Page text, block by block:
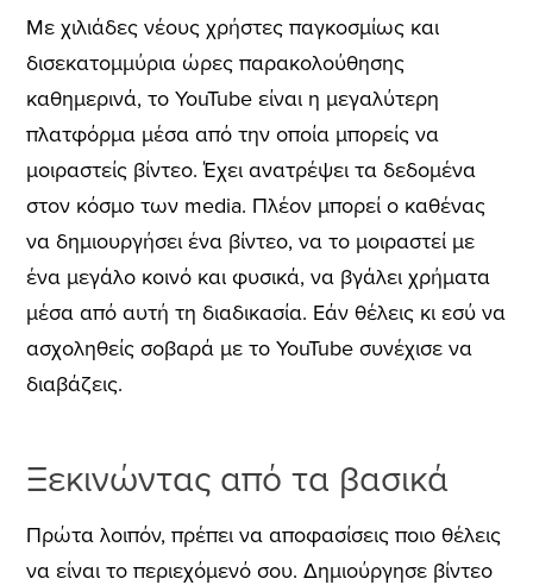
Με χιλιάδες νέους χρήστες παγκοσμίως και
δισεκατομμύρια ώρες παρακολούθησης
καθημερινά, το YouTube είναι η μεγαλύτερη
πλατφόρμα μέσα από την οποία μπορείς να
μοιραστείς βίντεο. Έχει ανατρέψει τα δεδομένα
στον κόσμο των media. Πλέον μπορεί ο καθένας
να δημιουργήσει ένα βίντεο, να το μοιραστεί με
ένα μεγάλο κοινό και φυσικά, να βγάλει χρήματα
μέσα από αυτή τη διαδικασία. Εάν θέλεις κι εσύ να
ασχοληθείς σοβαρά με το ΥοuTube συνέχισε να
διαβάζεις.
Ξεκινώντας από τα βασικά
Πρώτα λοιπόν, πρέπει να αποφασίσεις ποιο θέλεις
να είναι το περιεχόμενό σου. Δημιούργησε βίντεο